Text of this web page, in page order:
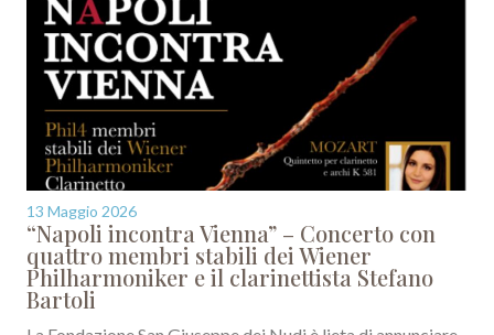
13 Maggio 2026
“Napoli incontra Vienna” – Concerto con
quattro membri stabili dei Wiener
Philharmoniker e il clarinettista Stefano
Bartoli